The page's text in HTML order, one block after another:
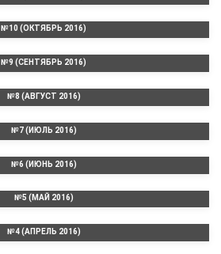
№10 (ОКТЯБРЬ 2016)
№9 (СЕНТЯБРЬ 2016)
№8 (АВГУСТ 2016)
№7 (ИЮЛЬ 2016)
№6 (ИЮНЬ 2016)
№5 (МАЙ 2016)
№4 (АПРЕЛЬ 2016)